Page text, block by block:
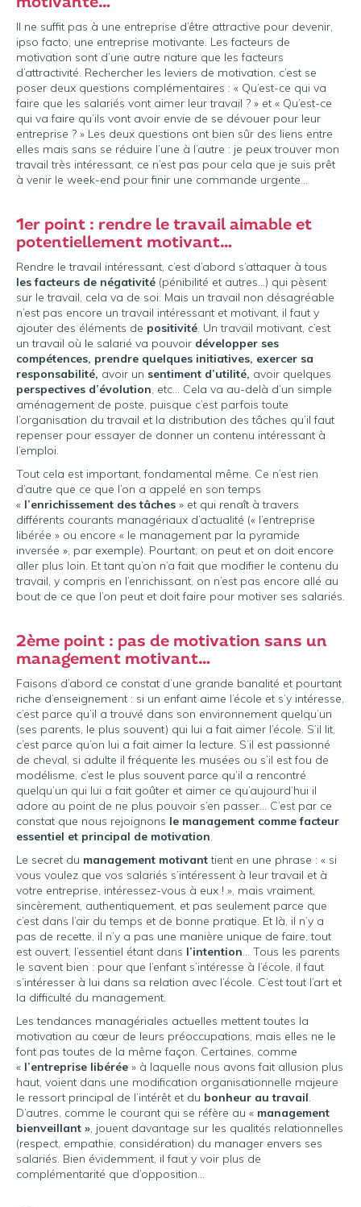
Il ne suffit pas à une entreprise d’être attractive pour devenir,
ipso facto, une entreprise motivante. Les facteurs de
motivation sont d’une autre nature que les facteurs
d’attractivité. Rechercher les leviers de motivation, c’est se
poser deux questions complémentaires : « Qu’est-ce qui va
faire que les salariés vont aimer leur travail ? » et « Qu’est-ce
qui va faire qu’ils vont avoir envie de se dévouer pour leur
entreprise ? » Les deux questions ont bien sûr des liens entre
elles mais sans se réduire l’une à l’autre : je peux trouver mon
travail très intéressant, ce n’est pas pour cela que je suis prêt
à venir le week-end pour finir une commande urgente…
1er point : rendre le travail aimable et
potentiellement motivant…
Rendre le travail intéressant, c’est d’abord s’attaquer à tous
les facteurs de négativité (pénibilité et autres…) qui pèsent
sur le travail, cela va de soi. Mais un travail non désagréable
n’est pas encore un travail intéressant et motivant, il faut y
ajouter des éléments de positivité. Un travail motivant, c’est
un travail où le salarié va pouvoir développer ses
compétences, prendre quelques initiatives, exercer sa
responsabilité, avoir un sentiment d’utilité, avoir quelques
perspectives d’évolution, etc… Cela va au-delà d’un simple
aménagement de poste, puisque c’est parfois toute
l’organisation du travail et la distribution des tâches qu’il faut
repenser pour essayer de donner un contenu intéressant à
l’emploi.
Tout cela est important, fondamental même. Ce n’est rien
d’autre que ce que l’on a appelé en son temps
« l’enrichissement des tâches » et qui renaît à travers
différents courants managériaux d’actualité (« l’entreprise
libérée » ou encore « le management par la pyramide
inversée », par exemple). Pourtant, on peut et on doit encore
aller plus loin. Et tant qu’on n’a fait que modifier le contenu du
travail, y compris en l’enrichissant, on n’est pas encore allé au
bout de ce que l’on peut et doit faire pour motiver ses salariés.
2ème point : pas de motivation sans un
management motivant…
Faisons d’abord ce constat d’une grande banalité et pourtant
riche d’enseignement : si un enfant aime l’école et s’y intéresse,
c’est parce qu’il a trouvé dans son environnement quelqu’un
(ses parents, le plus souvent) qui lui a fait aimer l’école. S’il lit,
c’est parce qu’on lui a fait aimer la lecture. S’il est passionné
de cheval, si adulte il fréquente les musées ou s’il est fou de
modélisme, c’est le plus souvent parce qu’il a rencontré
quelqu’un qui lui a fait goûter et aimer ce qu’aujourd’hui il
adore au point de ne plus pouvoir s’en passer… C’est par ce
constat que nous rejoignons le management comme facteur
essentiel et principal de motivation.
Le secret du management motivanttient en une phrase : « si
vous voulez que vos salariés s’intéressent à leur travail et à
votre entreprise, intéressez-vous à eux ! », mais vraiment,
sincèrement, authentiquement, et pas seulement parce que
c’est dans l’air du temps et de bonne pratique. Et là, il n’y a
pas de recette, il n’y a pas une manière unique de faire, tout
est ouvert, l’essentiel étant dans l’intention… Tous les parents
le savent bien : pour que l’enfant s’intéresse à l’école, il faut
s’intéresser à lui dans sa relation avec l’école. C’est tout l’art et
la difficulté du management.
Les tendances managériales actuelles mettent toutes la
motivation au cœur de leurs préoccupations, mais elles ne le
font pas toutes de la même façon. Certaines, comme
« l’entreprise libérée » à laquelle nous avons fait allusion plus
haut, voient dans une modification organisationnelle majeure
le ressort principal de l’intérêt et du bonheur au travail.
D’autres, comme le courant qui se réfère au « management
bienveillant », jouent davantage sur les qualités relationnelles
(respect, empathie, considération) du manager envers ses
salariés. Bien évidemment, il faut y voir plus de
complémentarité que d’opposition…